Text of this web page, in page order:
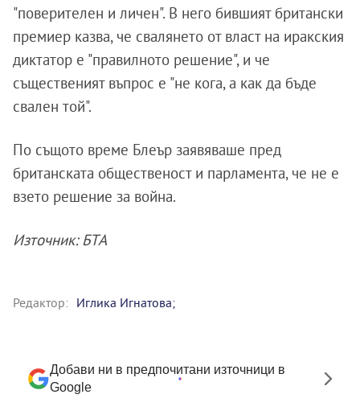
"поверителен и личен". В него бившият британски
премиер казва, че свалянето от власт на иракския
диктатор е "правилното решение", и че
същественият въпрос е "не кога, а как да бъде
свален той".
По същото време Блеър заявяваше пред
британската общественост и парламента, че не е
взето решение за война.
Източник: БТА
Редактор: Иглика Игнатова;
Добави ни в предпочитани източници в
Google